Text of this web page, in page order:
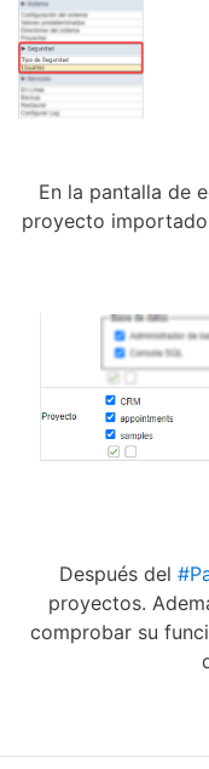
En la pantalla de
proyecto
Después del
proyectos.
comprobar su